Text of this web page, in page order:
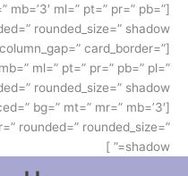
mb=’3′ ml=” pt=” pr=” pb=”
rounded_size=” shadow=” ]
card_border=”
ml=” pt=” pr=” pb=” pl=”
rounded_size=” shadow=” ]
bg=” mt=” mr=” mb=’3′
rounded=” rounded_size=”
shadow=” ]